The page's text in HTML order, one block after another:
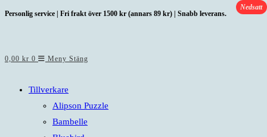
Hoppa
Personlig service | Fri frakt över 1500 kr (annars 89 kr) | Snabb leverans.
0,00 kr 0 Meny Stäng
Tillverkare
Alipson Puzzle
Bambelle
Nedsatt